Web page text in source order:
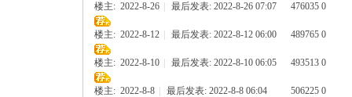
楼主: 2022-8-26 最后发表: 2022-8-26 07:07 476035 0
楼主: 2022-8-12 最后发表: 2022-8-12 06:00 489765 0
楼主: 2022-8-10 最后发表: 2022-8-10 06:05 493513 0
楼主: 2022-8-8 最后发表: 2022-8-8 06:04 506225 0